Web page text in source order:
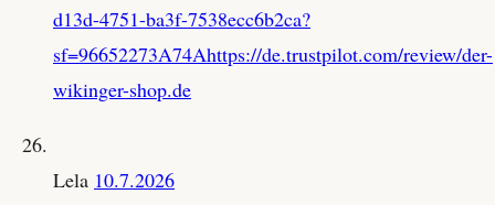
d13d-4751-ba3f-7538ecc6b2ca?
sf=96652273A74Ahttps://de.trustpilot.com/review/der-
wikinger-shop.de
Lela 10.7.2026